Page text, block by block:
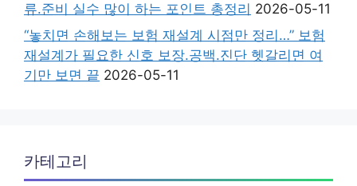
류.준비 실수 많이 하는 포인트 총정리 2026-05-11
“놓치면 손해보는 보험 재설계 시점만 정리…” 보험
재설계가 필요한 신호 보장.공백.진단 헷갈리면 여
기만 보면 끝 2026-05-11
카테고리